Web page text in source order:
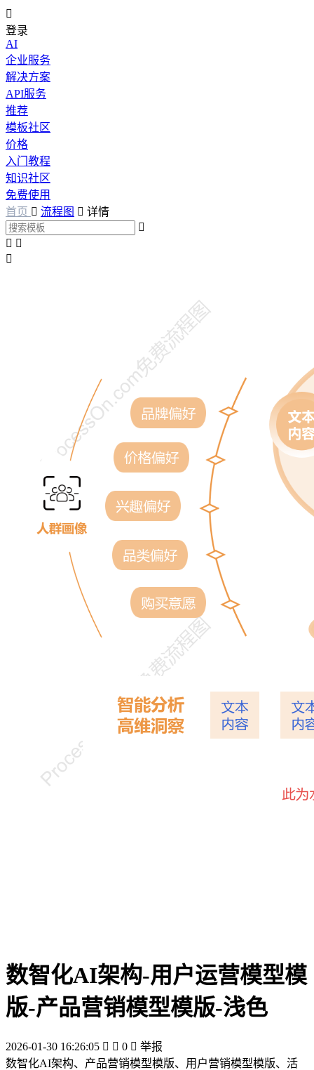

登录
AI
企业服务
解决方案
API服务
推荐
模板社区
价格
入门教程
知识社区
免费使用
首页  流程图  详情

 

数智化AI架构-用户运营模型模
版-产品营销模型模版-浅色
2026-01-30 16:26:05   0  举报
数智化AI架构、产品营销模型模版、用户营销模型模版、活